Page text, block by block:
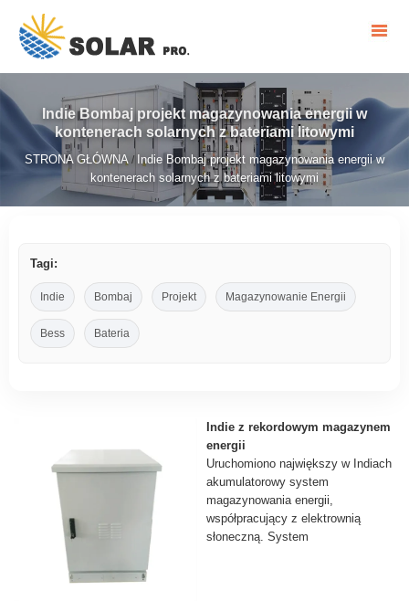
Indie Bombaj projekt magazynowania energii w
kontenerach solarnych z bateriami litowymi
STRONA GŁÓWNA / Indie Bombaj projekt magazynowania energii w
kontenerach solarnych z bateriami litowymi
Tagi:
Indie Bombaj Projekt Magazynowanie Energii
Bess Bateria
Indie z rekordowym magazynem
energii
Uruchomiono największy w Indiach
akumulatorowy system
magazynowania energii,
współpracujący z elektrownią
słoneczną. System